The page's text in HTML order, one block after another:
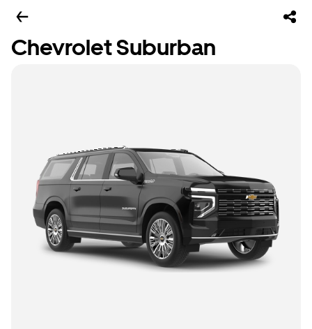
Chevrolet Suburban